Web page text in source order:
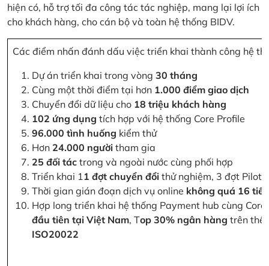
hiện có, hỗ trợ tối đa công tác tác nghiệp, mang lại lợi ích
cho khách hàng, cho cán bộ và toàn hệ thống BIDV.
Các điểm nhấn đánh dấu việc triển khai thành công hệ
Dự án triển khai trong vòng 30 tháng
Cùng một thời điểm tại hơn 1.000 điểm giao dịch
Chuyển đổi dữ liệu cho 18 triệu khách hàng
102 ứng dụng tích hợp với hệ thống Core Profile
96.000 tình huống kiểm thử
Hơn 24.000 người tham gia
25 đối tác trong và ngoài nước cùng phối hợp
Triển khai 11 đợt chuyển đổi thử nghiệm, 3 đợt Pilot
Thời gian gián đoạn dịch vụ online không quá 16
Hợp long triển khai hệ thống Payment hub cùng
đầu tiên tại Việt Nam, Top 30% ngân hàng trên thế
ISO20022